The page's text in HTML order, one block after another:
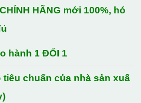
HÃNG mới 100%, hó
hành 1 ĐỔI 1
tiêu chuẩn của nhà sản xuấ